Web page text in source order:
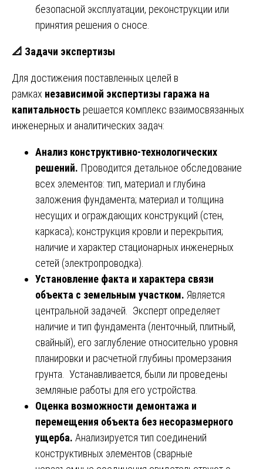
безопасной эксплуатации, реконструкции или
принятия решения о сносе.
📐 Задачи экспертизы
Для достижения поставленных целей в
рамках независимой экспертизы гаража на
капитальность решается комплекс взаимосвязанных
инженерных и аналитических задач:
Анализ конструктивно-технологических
решений. Проводится детальное обследование
всех элементов: тип, материал и глубина
заложения фундамента; материал и толщина
несущих и ограждающих конструкций (стен,
каркаса); конструкция кровли и перекрытия;
наличие и характер стационарных инженерных
сетей (электропроводка).
Установление факта и характера связи
объекта с земельным участком. Является
центральной задачей. Эксперт определяет
наличие и тип фундамента (ленточный, плитный,
свайный), его заглубление относительно уровня
планировки и расчетной глубины промерзания
грунта. Устанавливается, были ли проведены
земляные работы для его устройства.
Оценка возможности демонтажа и
перемещения объекта без несоразмерного
ущерба. Анализируется тип соединений
конструктивных элементов (сварные